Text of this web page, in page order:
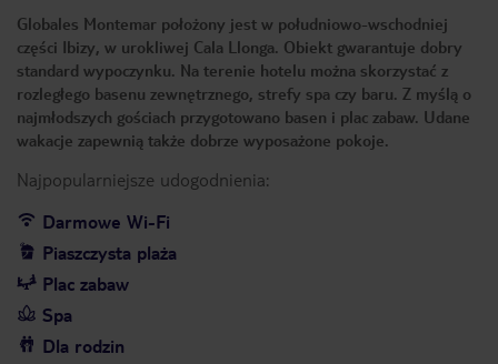
Globales Montemar położony jest w południowo-wschodniej
części Ibizy, w urokliwej Cala Llonga. Obiekt gwarantuje dobry
standard wypoczynku. Na terenie hotelu można skorzystać z
rozległego basenu zewnętrznego, strefy spa czy baru. Z myślą o
najmłodszych gościach przygotowano basen i plac zabaw. Udane
wakacje zapewnią także dobrze wyposażone pokoje.
Najpopularniejsze udogodnienia:
Darmowe Wi-Fi
Piaszczysta plaża
Plac zabaw
Spa
Dla rodzin